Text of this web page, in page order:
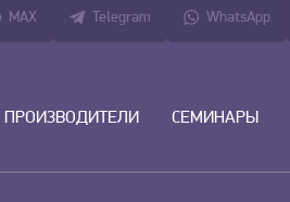
MAX Telegram WhatsApp
ПРОИЗВОДИТЕЛИ СЕМИНАРЫ